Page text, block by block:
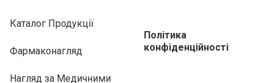
Каталог Продукції
Фармаконагляд
Нагляд за Медичними
Політика
конфіденційності